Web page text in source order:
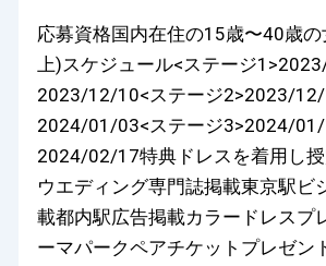
応募資格国内在住の15歳〜40歳
上)スケジュール<ステージ
2023/12/10<ステージ2>2023/
2024/01/03<ステージ3>2024/
2024/02/17特典ドレスを着用し
ウエディング専門誌掲載東京駅ビ
載都内駅広告掲載カラードレスプ
ーマパークペアチケットプレゼン